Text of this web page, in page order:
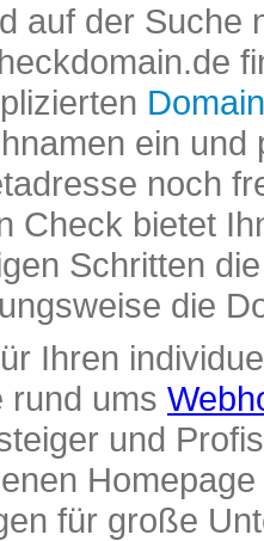
auf der Suche
ein und
noch
Check bietet
Schritten
die
Ihren
rund ums
und
für große